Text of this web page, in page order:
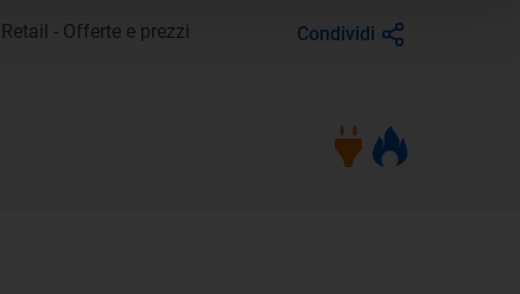
- Offerte e prezzi Condividi